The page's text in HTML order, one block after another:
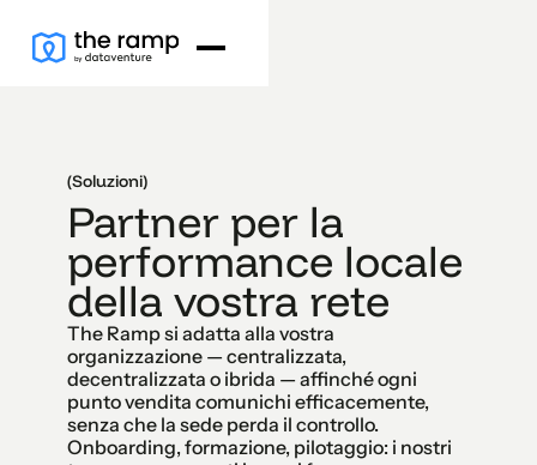
(Soluzioni)
Partner per la
performance locale
della vostra rete
The Ramp si adatta alla vostra
organizzazione — centralizzata,
decentralizzata o ibrida — affinché ogni
punto vendita comunichi efficacemente,
senza che la sede perda il controllo.
Onboarding, formazione, pilotaggio: i nostri